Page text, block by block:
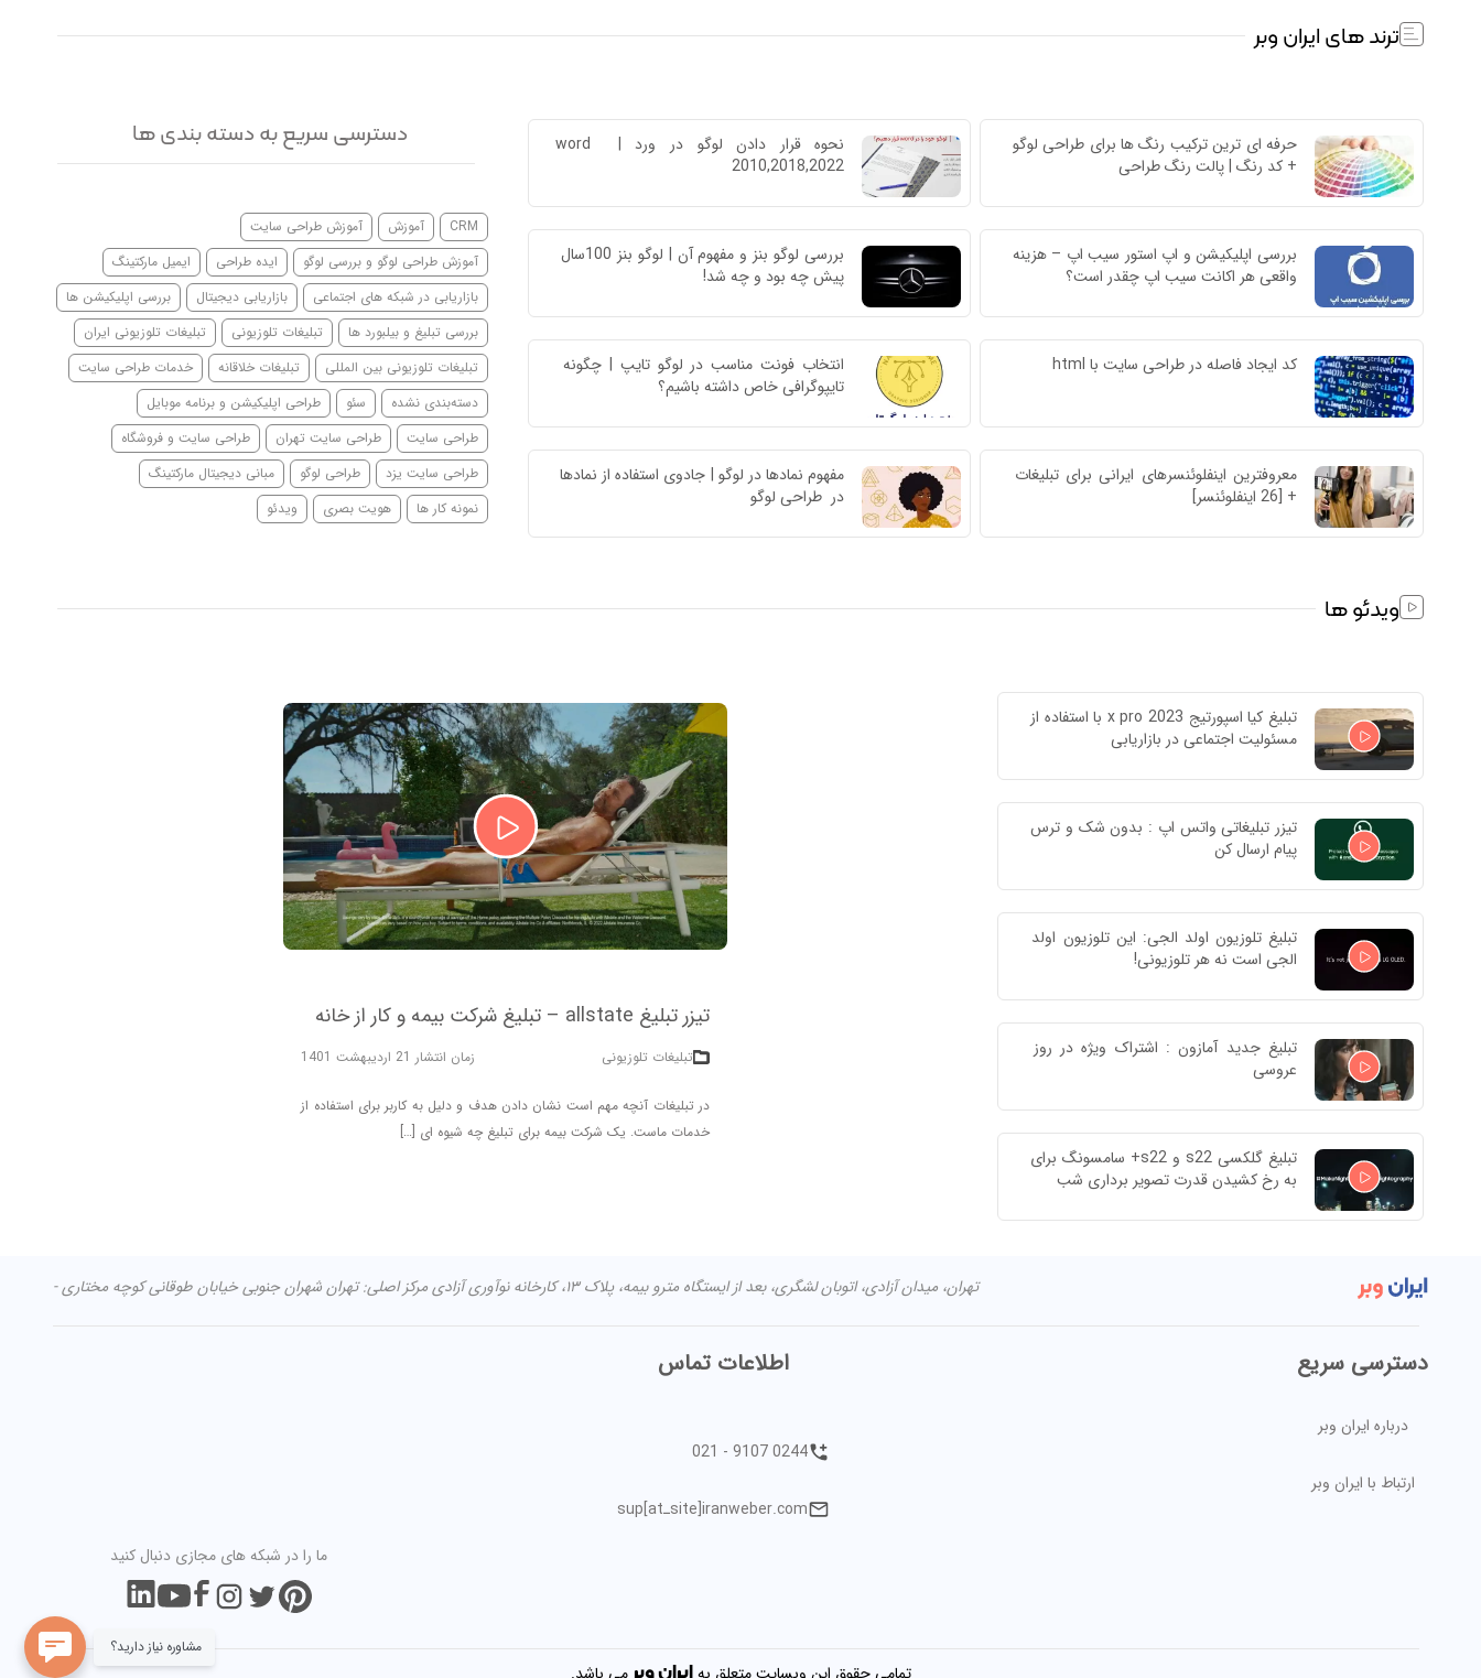
ترند های ایران وبر
حرفه ای ترین ترکیب رنگ ها برای طراحی لوگو
+ کد رنگ | پالت رنگ طراحی
نحوه قرار دادن لوگو در ورد | word
2010,2018,2022
بررسی اپلیکیشن و اپ استور سیب اپ – هزینه
واقعی هر اکانت سیب اپ چقدر است؟
بررسی لوگو بنز و مفهوم آن | لوگو بنز 100سال
پیش چه بود و چه شد!
کد ایجاد فاصله در طراحی سایت با html
انتخاب فونت مناسب در لوگو تایپ | چگونه
تایپوگرافی خاص داشته باشیم؟
معروفترین اینفلوئنسرهای ایرانی برای تبلیغات
+ [26 اینفلوئنسر]
مفهوم نمادها در لوگو | جادوی استفاده از نمادها
در  طراحی لوگو
دسترسی سریع به دسته بندی ها
CRM آموزش
آموزش طراحی سایت
آموزش طراحی لوگو و بررسی لوگو
ایده طراحی
ایمیل مارکتینگ
بازاریابی در شبکه های اجتماعی
بازاریابی دیجیتال
بررسی اپلیکیشن ها
بررسی تبلیغ و بیلبورد ها
تبلیغات تلوزیونی
تبلیغات تلوزیونی ایران
تبلیغات تلوزیونی بین المللی
تبلیغات خلاقانه
خدمات طراحی سایت
دسته‌بندی نشده
سئو
طراحی اپلیکیشن و برنامه موبایل
طراحی سایت
طراحی سایت تهران
طراحی سایت و فروشگاه
طراحی سایت یزد
طراحی لوگو
مبانی دیجیتال مارکتینگ
نمونه کار ها
هویت بصری ویدئو
ویدئو ها
تبلیغ کیا اسپورتیج x pro 2023 با استفاده از
مسئولیت اجتماعی در بازاریابی
تیزر تبلیغاتی واتس اپ : بدون شک و ترس
پیام ارسال کن
تبلیغ تلوزیون اولد الجی: این تلوزیون اولد
الجی است نه هر تلوزیونی!
تبلیغ جدید آمازون : اشتراک ویژه در روز
عروسی
تبلیغ گلکسی s22 و s22+ سامسونگ برای
به رخ کشیدن قدرت تصویر برداری شب
تیزر تبلیغ allstate – تبلیغ شرکت بیمه و کار از خانه
تبلیغات تلوزیونی زمان انتشار 21 اردیبهشت 1401
در تبلیغات آنچه مهم است نشان دادن هدف و دلیل به کاربر برای استفاده از
خدمات ماست. یک شرکت بیمه برای تبلیغ چه شیوه ای […]
مشاوره نیاز دارید؟
تهران، میدان آزادی، اتوبان لشگری، بعد از ایستگاه مترو بیمه، پلاک ۱۳، کارخانه نوآوری آزادی مرکز اصلی: تهران شهران جنوبی خیابان طوقانی کوچه مختاری -
دسترسی سریع
درباره ایران وبر
ارتباط با ایران وبر
اطلاعات تماس
021 - 9107 0244
sup[atـsite]iranweber.com
ما را در شبکه های مجازی دنبال کنید